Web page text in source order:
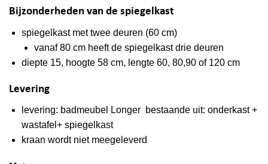
Bijzonderheden van de spiegelkast
spiegelkast met twee deuren (60 cm)
vanaf 80 cm heeft de spiegelkast drie deuren
diepte 15, hoogte 58 cm, lengte 60, 80,90 of 120 cm
Levering
levering: badmeubel Longer bestaande uit: onderkast +
wastafel+ spiegelkast
kraan wordt niet meegeleverd